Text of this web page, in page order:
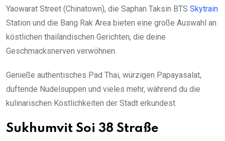
Yaowarat Street (Chinatown), die Saphan Taksin BTS Skytrain
Station und die Bang Rak Area bieten eine große Auswahl an
köstlichen thailändischen Gerichten, die deine
Geschmacksnerven verwöhnen.
Genieße authentisches Pad Thai, würzigen Papayasalat,
duftende Nudelsuppen und vieles mehr, während du die
kulinarischen Köstlichkeiten der Stadt erkundest.
Sukhumvit Soi 38 Straße